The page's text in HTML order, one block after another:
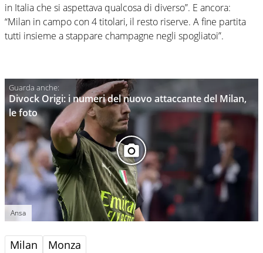
in Italia che si aspettava qualcosa di diverso”. E ancora:
“Milan in campo con 4 titolari, il resto riserve. A fine partita
tutti insieme a stappare champagne negli spogliatoi”.
Divock Origi: i numeri del nuovo attaccante del Milan,
le foto
Ansa
Milan Monza